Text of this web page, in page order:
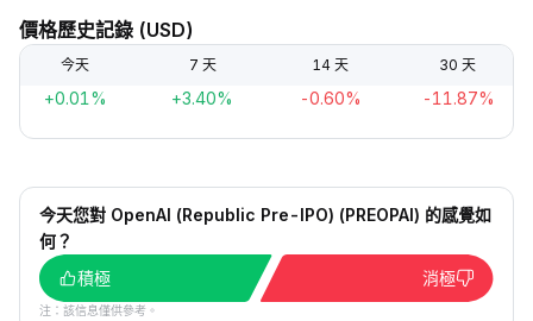
價格歷史記錄 (USD)
今天 7 天 14 天 30 天
+0.01% +3.40% -0.60% -11.87%
今天您對 OpenAI (Republic Pre-IPO) (PREOPAI) 的感覺如
何？
積極
消極
注：該信息僅供參考。